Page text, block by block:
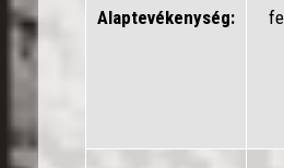
Alaptevékenység: